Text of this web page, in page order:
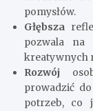
pomysłów.
Głębsza
pozwala na
kreatywnych
Rozwój
prowadzić
potrzeb, co